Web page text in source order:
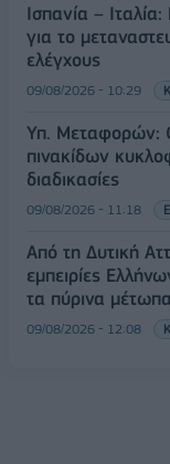
Ισπανία –
για το
ελέγχους
09/08/2026 - 10:29
Υπ. Μεταφορών:
πινακίδων
διαδικασίες
09/08/2026 - 11:18
Από τη Δυτική
εμπειρίες
τα πύρινα μέτωπα
09/08/2026 - 12:08